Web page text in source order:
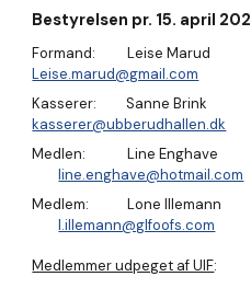
Bestyrelsen pr. 15. april 202
Formand: Leise Marud
Leise.marud@gmail.com
Kasserer: Sanne Brink
kasserer@ubberudhallen.dk
Medlen:
Line Enghave
line.enghave@hotmail.com
Medlem:
Lone Illemann
l.illemann@glfoofs.com
Medlemmer udpeget af UIF: